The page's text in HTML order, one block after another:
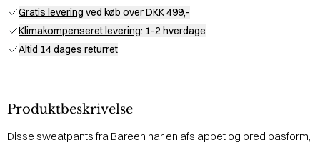
Gratis levering ved køb over DKK 499,-
Klimakompenseret levering: 1-2 hverdage
Altid 14 dages returret
Produktbeskrivelse
Disse sweatpants fra Bareen har en afslappet og bred pasform,